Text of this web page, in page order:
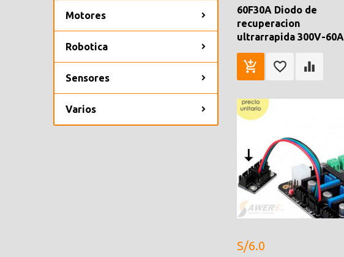
Motores
Robotica
Sensores
Varios
60F30A Diodo de
recuperacion
ultrarrapida 300V-60A
S/6.0